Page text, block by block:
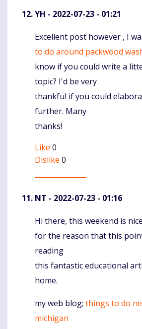
YH - 2022-07-23 - 01:21
Komentaras
Excellent post however , I
to do around packwood
know if you could write a
topic? I'd be very
thankful if you could
further. Many
thanks!
Like 0
Dislike 0
NT - 2022-07-23 - 01:16
Komentaras
Hi there, this weekend is
for the reason that this
reading
this fantastic educational
home.
my web blog; things to do
michigan